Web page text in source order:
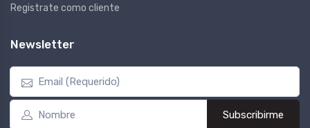
Registrate como cliente
Newsletter
Subscribirme